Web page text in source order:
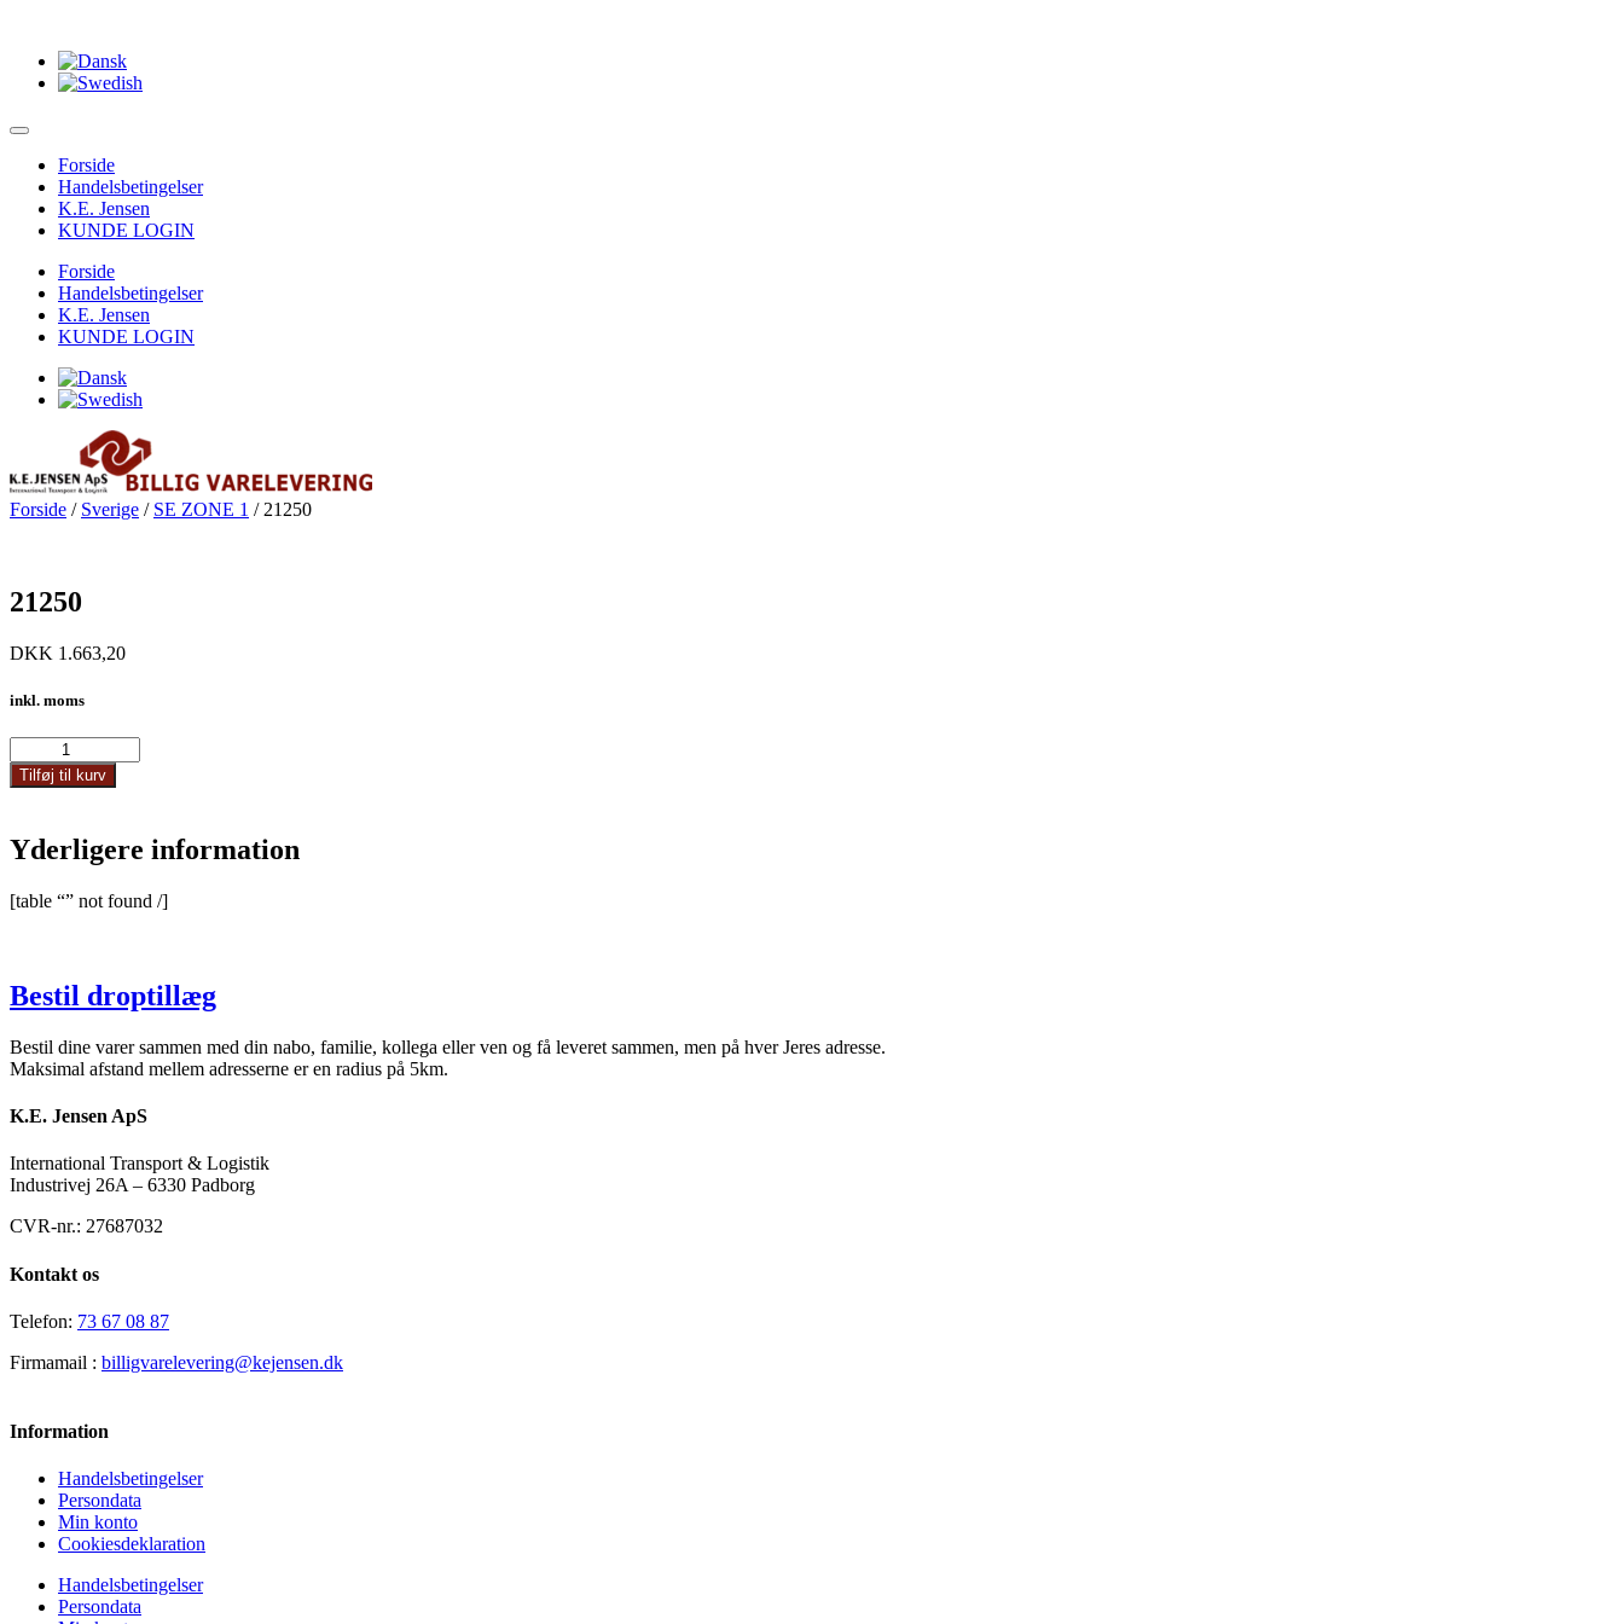
Forside
Handelsbetingelser
K.E. Jensen
KUNDE LOGIN
Forside
Handelsbetingelser
K.E. Jensen
KUNDE LOGIN
Forside / Sverige / SE ZONE 1 / 21250
21250
DKK 1.663,20
inkl. moms
antal
Tilføj til kurv
Yderligere information
[table “” not found /]
Bestil droptillæg
Bestil dine varer sammen med din nabo, familie, kollega eller ven og få leveret sammen, men på hver Jeres adresse.
Maksimal afstand mellem adresserne er en radius på 5km.
K.E. Jensen ApS
International Transport & Logistik
Industrivej 26A – 6330 Padborg
CVR-nr.: 27687032
Kontakt os
Telefon: 73 67 08 87
Firmamail : billigvarelevering@kejensen.dk
Information
Handelsbetingelser
Persondata
Min konto
Cookiesdeklaration
Handelsbetingelser
Persondata